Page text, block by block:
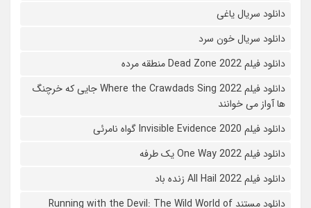
دانلود سریال یاغی
دانلود سریال خون سرد
دانلود فیلم 2022 Dead Zone منطقه مرده
دانلود فیلم Where the Crawdads Sing 2022 جایی که خرچنگ
ها آواز می خوانند
دانلود فیلم 2020 Invisible Evidence گواه نامرئی
دانلود فیلم One Way 2022 یک طرفه
دانلود فیلم All Hail 2022 زنده باد
دانلود مستند Running with the Devil: The Wild World of